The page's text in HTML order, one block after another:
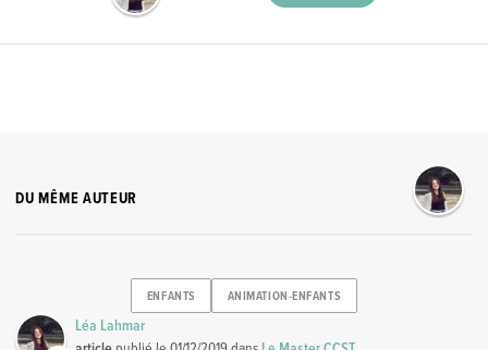
DU MÊME AUTEUR
ENFANTS ANIMATION-ENFANTS
Léa Lahmar